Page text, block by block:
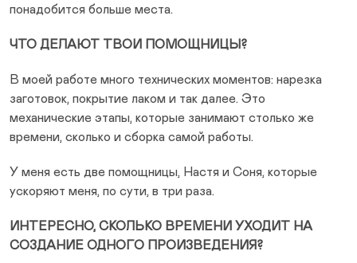
понадобится больше места.
ЧТО ДЕЛАЮТ ТВОИ ПОМОЩНИЦЫ?
В моей работе много технических моментов: нарезка
заготовок, покрытие лаком и так далее. Это
механические этапы, которые занимают столько же
времени, сколько и сборка самой работы.
У меня есть две помощницы, Настя и Соня, которые
ускоряют меня, по сути, в три раза.
ИНТЕРЕСНО, СКОЛЬКО ВРЕМЕНИ УХОДИТ НА
СОЗДАНИЕ ОДНОГО ПРОИЗВЕДЕНИЯ?